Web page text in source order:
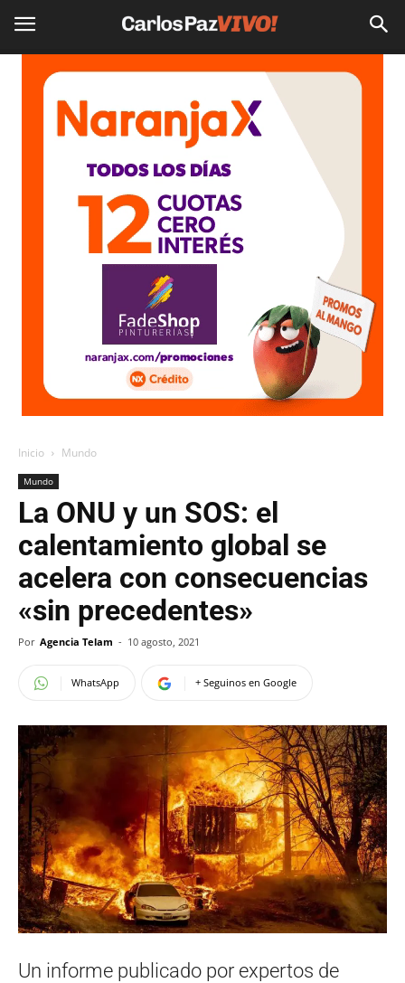
Inicio Mundo
Mundo
La ONU y un SOS: el
calentamiento global se
acelera con consecuencias
«sin precedentes»
Por Agencia Telam - 10 agosto, 2021
WhatsApp + Seguinos en Google
Un informe publicado por expertos de